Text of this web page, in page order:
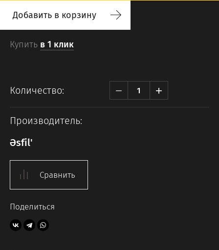
Добавить в корзину
Купить в 1 клик
Количество: − +
Производитель:
Əsfil'
Сравнить
Поделиться